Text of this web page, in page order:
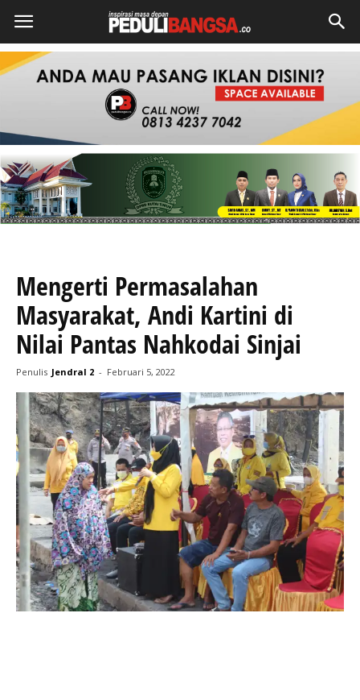
Mengerti Permasalahan
Masyarakat, Andi Kartini di
Nilai Pantas Nahkodai Sinjai
Penulis Jendral 2 - Februari 5, 2022